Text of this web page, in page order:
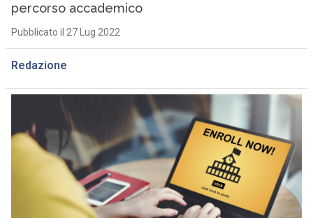
percorso accademico
Pubblicato il 27 Lug 2022
Redazione